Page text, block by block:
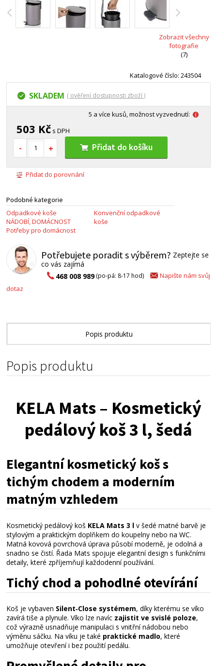
Zobrazit všechny
fotografie
(7)
Katalogové číslo: 243504
SKLADEM ( ověření dostupnosti zboží )
5 a více kusů, možnost vyzvednutí:
503 Kč s DPH
Přidat do košíku
Přidat do porovnání
Podobné kategorie
Odpadkové koše
NÁDOBÍ, DOMÁCNOST
Potřeby pro domácnost
Konvenční odpadkové
koše
Potřebujete poradit s výběrem? Zeptejte se
co vás zajímá
468 008 989(po-pá: 8-17 hod)
Napište nám svůj
dotaz
Popis produktu
Popis produktu
KELA Mats – Kosmetický
pedálový koš3 l, šedá
Elegantníkosmetický košs
tichým chodem a moderním
matnýmvzhledem
Kosmetický pedálový koš KELA Mats 3 l v šedé matné barvě je
stylovým a praktickým doplňkem do koupelny nebo na WC.
Matná kovová povrchová úprava působí moderně, je odolná a
snadno se čistí. Řada Mats spojuje elegantní design s funkčními
detaily, které zpříjemňují každodenní používání.
Tichý chod a pohodlné otevírání
Koš je vybaven Silent‑Close systémem, díky kterému se víko
zavírá tiše a plynule. Víko lze navíc zajistit ve svislé poloze,
což výrazně usnadňuje manipulaci s vnitřní nádobou nebo
výměnu sáčku. Na víku je také praktické madlo, které
umožňuje otevření i bez použití pedálu.